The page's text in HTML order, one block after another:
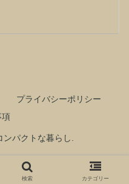
プライバシーポリシー
項
パクトな暮らし.
検索 カテゴリー